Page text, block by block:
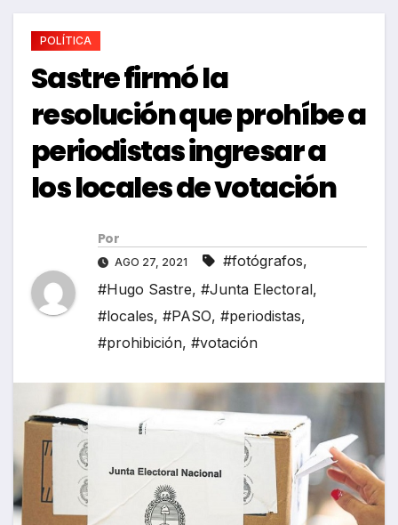
POLÍTICA
Sastre firmó la
resolución que prohíbe a
periodistas ingresar a
los locales de votación
Por
AGO 27, 2021 #fotógrafos,
#Hugo Sastre, #Junta Electoral,
#locales, #PASO, #periodistas,
#prohibición, #votación